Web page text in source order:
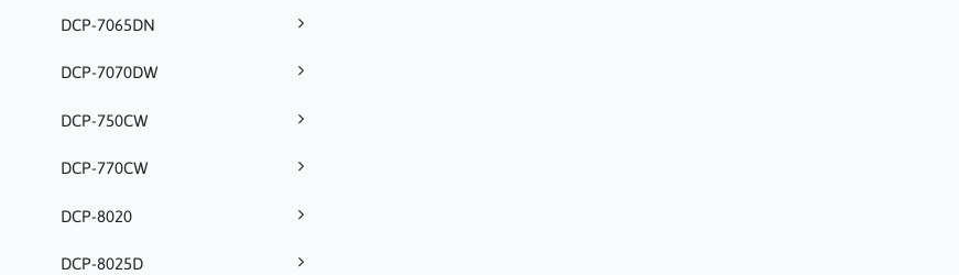
DCP-7065DN
DCP-7070DW
DCP-750CW
DCP-770CW
DCP-8020
DCP-8025D